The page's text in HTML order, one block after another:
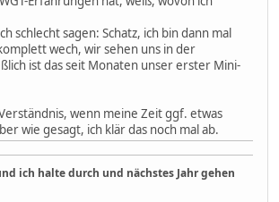
schlecht sagen: Schatz, ich bin dann mal
wech, wir sehen uns in der
ist das seit Monaten unser erster Mini-
wenn meine Zeit ggf. etwas
wie gesagt, ich klär das noch mal ab.
ich halte durch und nächstes Jahr gehen